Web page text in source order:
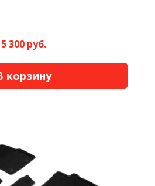
5 300 руб.
корзину